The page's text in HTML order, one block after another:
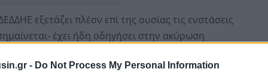
- Do Not Process My Personal Information
εξετάζει πλέον επί της ουσίας τις ενστάσεις
έχει ήδη οδηγήσει στην ακύρωση
σημειώνει ότι πλέον προκρίνει την εξωδικαστική
του ΔΕΔΔΗΕ, με στόχο -όπως αναφέρει- να